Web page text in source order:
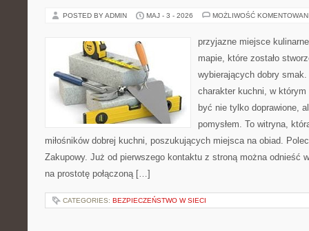
POSTED BY ADMIN MAJ - 3 - 2026 MOŻLIWOŚĆ
przyjazne miejsce
mapie, które zostało
wybierających dobry
charakter kuchni, w
być nie tylko doprawione,
pomysłem. To witryna,
miłośników dobrej kuchni, poszukujących miejsca na obiad.
Zakupowy. Już od pierwszego kontaktu z stroną można odnieść
na prostotę połączoną […]
CATEGORIES: BEZPIECZEŃSTWO W SIECI